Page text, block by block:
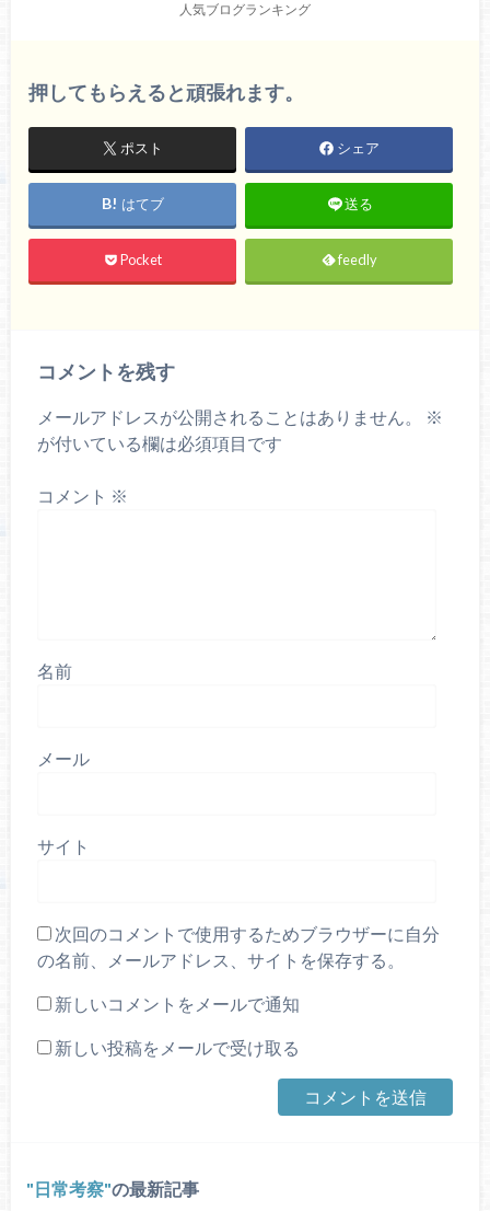
人気ブログランキング
押してもらえると頑張れます。
ポスト シェア
はてブ 送る
Pocket feedly
コメントを残す
メールアドレスが公開されることはありません。
※
が付いている欄は必須項目です
コメント ※
名前
メール
サイト
次回のコメントで使用するためブラウザーに自分
の名前、メールアドレス、サイトを保存する。
新しいコメントをメールで通知
新しい投稿をメールで受け取る
日常考察 の最新記事